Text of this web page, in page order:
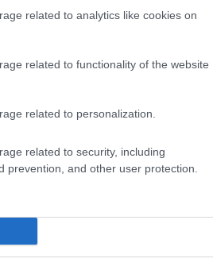
related to analytics like cookies on
related to functionality of the website
related to personalization.
related to security, including
prevention, and other user protection.
nyarat terveznek
európai már nem a képernyő előtt
és offline kikapcsolódásra vágyik.